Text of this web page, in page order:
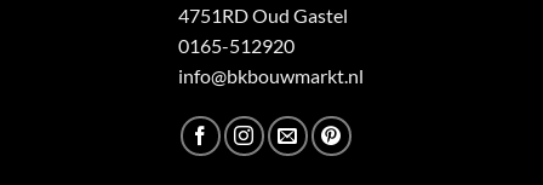
4751RD Oud Gastel
0165-512920
info@bkbouwmarkt.nl